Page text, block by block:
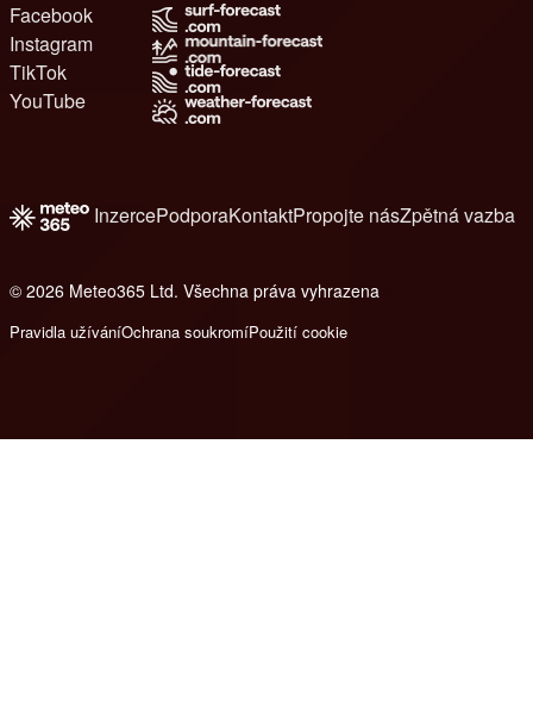
Facebook
Instagram
TikTok
YouTube
InzercePodporaKontaktPropojte násZpětná vazba
© 2026 Meteo365 Ltd. Všechna práva vyhrazena
Pravidla užíváníOchrana soukromíPoužití cookie